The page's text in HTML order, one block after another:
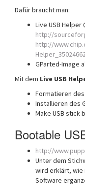
Dafür braucht man:
Live USB Helper
http://
http://
GParted-Image
Mit dem Live USB
Formatieren des
Installieren des
Make USB stick
Bootable
http://
Unter dem
wird erklärt, wie
Software